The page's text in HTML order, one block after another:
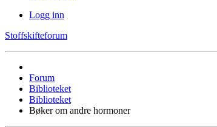
Logg inn
Stoffskifteforum
Forum
Biblioteket
Biblioteket
Bøker om andre hormoner